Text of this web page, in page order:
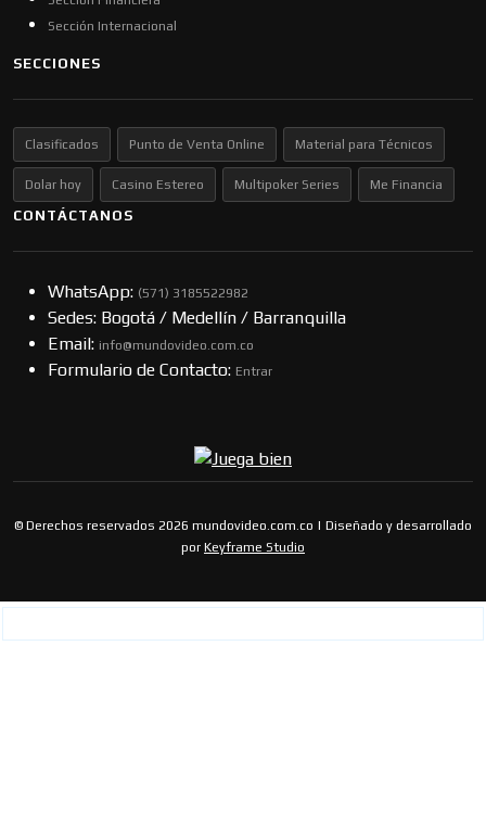
Sección Internacional
SECCIONES
Clasificados Punto de Venta Online Material para Técnicos
Dolar hoy Casino Estereo Multipoker Series Me Financia
CONTÁCTANOS
WhatsApp: (57​​1) 3185522982
Sedes: Bogotá / Medellín / Barranquilla
Email: info@mundovideo.com.co
Formulario de Contacto: Entrar
© Derechos reservados 2026 mundovideo.com.co | Diseñado y desarrollado
por Keyframe Studio